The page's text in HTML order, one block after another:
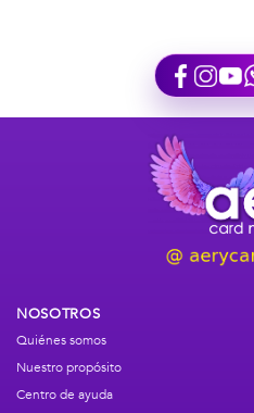
NOSOTROS
Quiénes somos
Nuestro propósito
Centro de ayuda